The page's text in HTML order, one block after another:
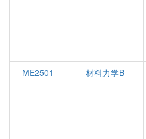
ME2501
材料力学B